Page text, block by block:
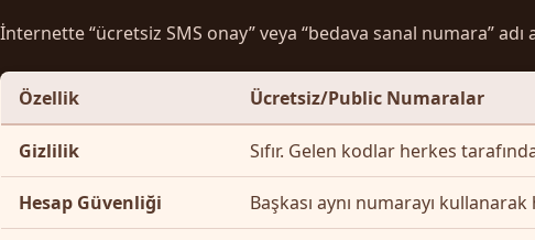
İnternette “ücretsiz SMS onay” veya “bedava sanal numara”
Özellik Ücretsiz/Public Numaralar
Gizlilik Sıfır. Gelen kodlar herkes
Hesap Güvenliği Başkası aynı numarayı kullanarak